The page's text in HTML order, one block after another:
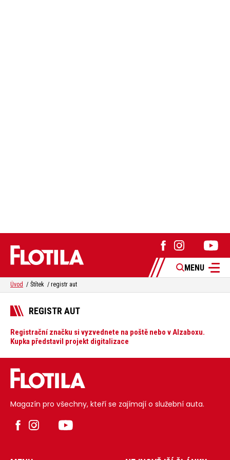
MENU
Úvod Štítek registr aut
REGISTR AUT
Registrační značku si vyzvednete na poště nebo v Alzaboxu.
Kupka představil projekt digitalizace
Magazín pro všechny, kteří se zajímají o služební auta.